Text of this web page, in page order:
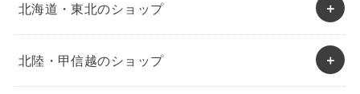
北海道・東北のショップ
北陸・甲信越のショップ